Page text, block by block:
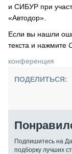
и СИБУР при
«Автодор».
Если вы нашли
текста и нажмите
конференция
ПОДЕЛИТЬСЯ:
Подпишитесь на
подборку лучших